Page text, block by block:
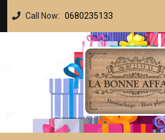
Call Now: 0680235133